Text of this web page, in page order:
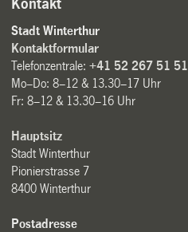
Kontakt
Stadt Winterthur
Kontaktformular
Telefonzentrale:+41 52 267 51 51
Mo–Do: 8–12 & 13.30–17 Uhr
Fr: 8–12 & 13.30–16 Uhr
Hauptsitz
Stadt Winterthur
Pionierstrasse 7
8400 Winterthur
Postadresse